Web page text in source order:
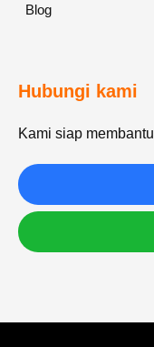
Blog
Hubungi kami
Kami siap